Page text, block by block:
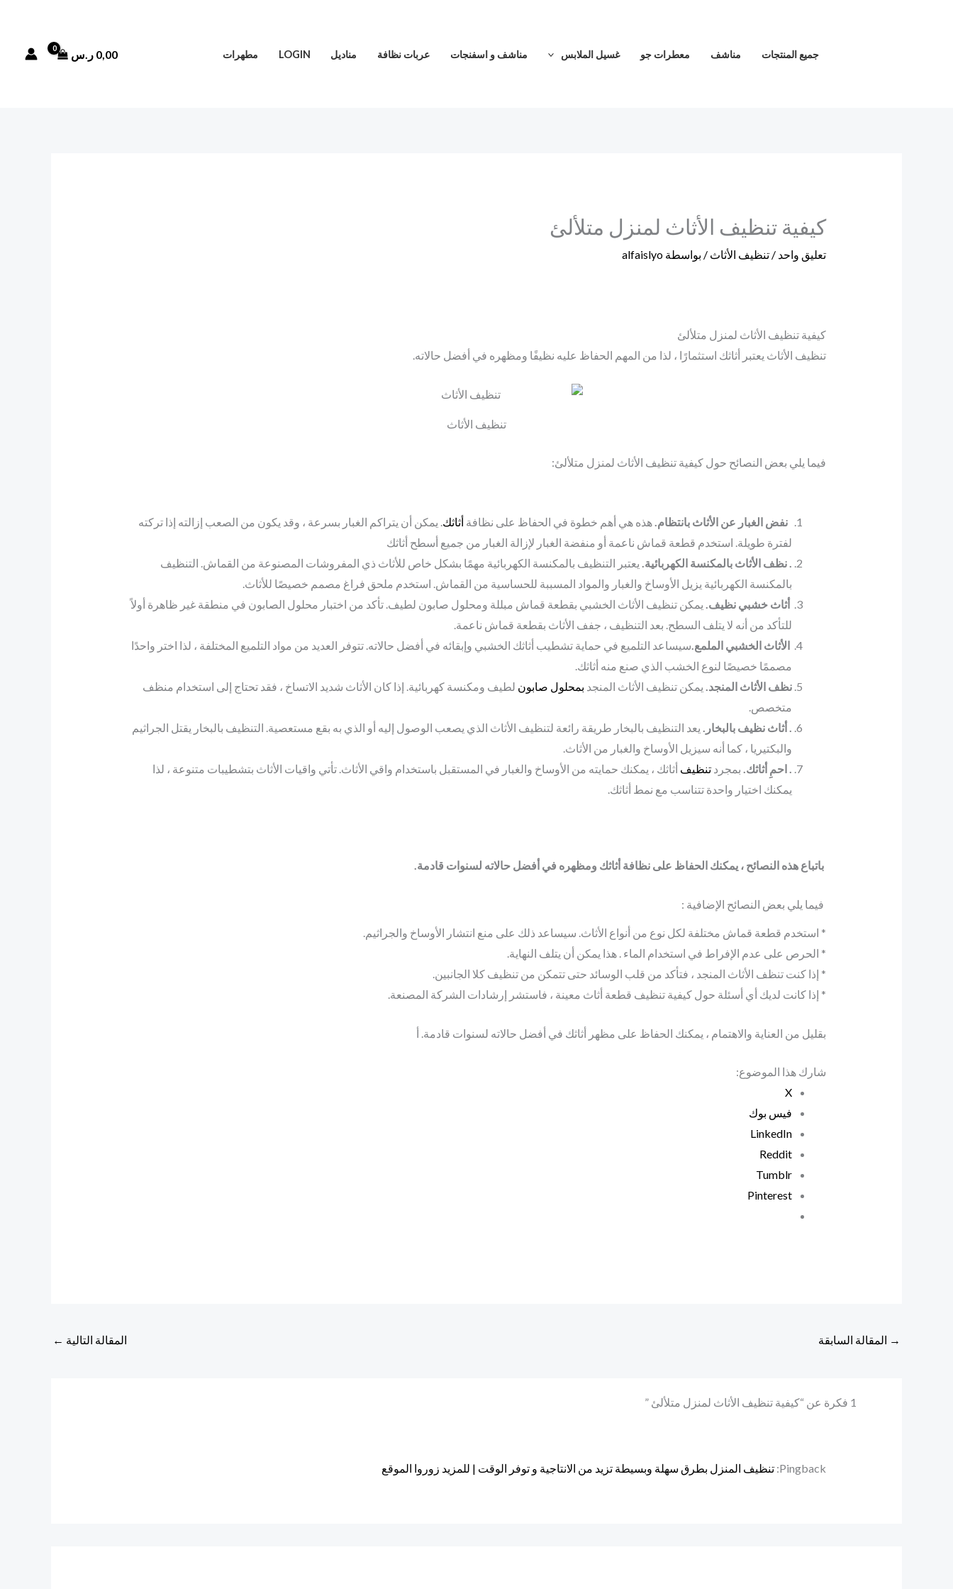
جميع المنتجات مناشف معطرات جو غسيل الملابس مناشف و اسفنجات عربات نظافة مناديل LOGIN مطهرات 0,00 ر.س
كيفية تنظيف الأثاث لمنزل متلألئ
تعليق واحد / تنظيف الأثاث / بواسطة alfaislyo
كيفية تنظيف الأثاث لمنزل متلألئ
تنظيف الأثاث يعتبر أثاثك استثمارًا ، لذا من المهم الحفاظ عليه نظيفًا ومظهره في أفضل حالاته.
تنظيف الأثاث
فيما يلي بعض النصائح حول كيفية تنظيف الأثاث لمنزل متلألئ:
نفض الغبار عن الأثاث بانتظام. هذه هي أهم خطوة في الحفاظ على نظافة أثاثك . يمكن أن يتراكم الغبار بسرعة ، وقد يكون من الصعب إزالته إذا تركته
لفترة طويلة. استخدم قطعة قماش ناعمة أو منفضة الغبار لإزالة الغبار من جميع أسطح أثاثك
. نظف الأثاث بالمكنسة الكهربائية. يعتبر التنظيف بالمكنسة الكهربائية مهمًا بشكل خاص للأثاث ذي المفروشات المصنوعة من القماش. التنظيف
بالمكنسة الكهربائية يزيل الأوساخ والغبار والمواد المسببة للحساسية من القماش. استخدم ملحق فراغ مصمم خصيصًا للأثاث.
أثاث خشبي نظيف. يمكن تنظيف الأثاث الخشبي بقطعة قماش مبللة ومحلول صابون لطيف. تأكد من اختبار محلول الصابون في منطقة غير ظاهرة أولاً
للتأكد من أنه لا يتلف السطح. بعد التنظيف ، جفف الأثاث بقطعة قماش ناعمة.
الأثاث الخشبي الملمع. سيساعد التلميع في حماية تشطيب أثاثك الخشبي وإبقائه في أفضل حالاته. تتوفر العديد من مواد التلميع المختلفة ، لذا اختر واحدًا
مصممًا خصيصًا لنوع الخشب الذي صنع منه أثاثك.
نظف الأثاث المنجد. يمكن تنظيف الأثاث المنجد بمحلول صابون لطيف ومكنسة كهربائية. إذا كان الأثاث شديد الاتساخ ، فقد تحتاج إلى استخدام منظف
متخصص.
. أثاث نظيف بالبخار. يعد التنظيف بالبخار طريقة رائعة لتنظيف الأثاث الذي يصعب الوصول إليه أو الذي به بقع مستعصية. التنظيف بالبخار يقتل الجراثيم
والبكتيريا ، كما أنه سيزيل الأوساخ والغبار من الأثاث.
. احمِ أثاثك. بمجرد تنظيف أثاثك ، يمكنك حمايته من الأوساخ والغبار في المستقبل باستخدام واقي الأثاث. تأتي واقيات الأثاث بتشطيبات متنوعة ، لذا
يمكنك اختيار واحدة تتناسب مع نمط أثاثك.
باتباع هذه النصائح ، يمكنك الحفاظ على نظافة أثاثك ومظهره في أفضل حالاته لسنوات قادمة.
فيما يلي بعض النصائح الإضافية :
* استخدم قطعة قماش مختلفة لكل نوع من أنواع الأثاث. سيساعد ذلك على منع انتشار الأوساخ والجراثيم.
* الحرص على عدم الإفراط في استخدام الماء . هذا يمكن أن يتلف النهاية.
* إذا كنت تنظف الأثاث المنجد ، فتأكد من قلب الوسائد حتى تتمكن من تنظيف كلا الجانبين.
* إذا كانت لديك أي أسئلة حول كيفية تنظيف قطعة أثاث معينة ، فاستشر إرشادات الشركة المصنعة.
بقليل من العناية والاهتمام ، يمكنك الحفاظ على مظهر أثاثك في أفضل حالاته لسنوات قادمة. أ
شارك هذا الموضوع:
X
فيس بوك
LinkedIn
Reddit
Tumblr
Pinterest
→ المقالة السابقة المقالة التالية ←
1 فكرة عن “كيفية تنظيف الأثاث لمنزل متلألئ ”
Pingback: تنظيف المنزل بطرق سهلة وبسيطة تزيد من الانتاجية و توفر الوقت | للمزيد زوروا الموقع